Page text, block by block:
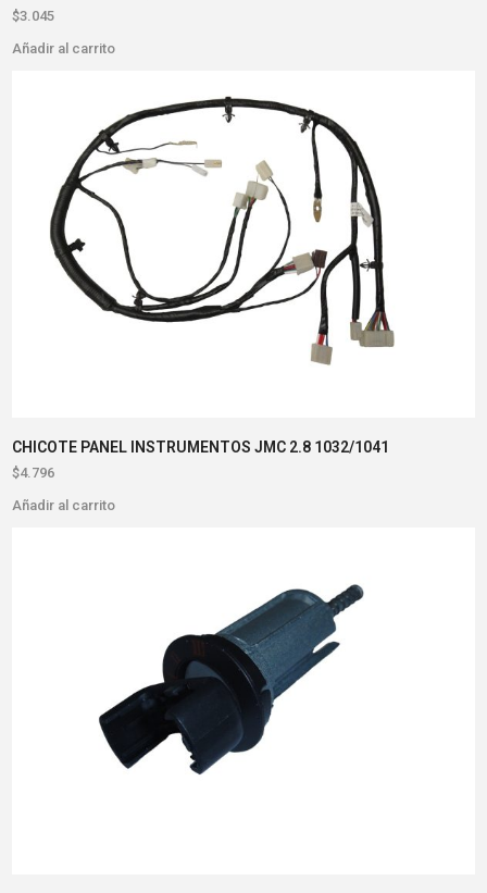
$3.045
Añadir al carrito
CHICOTE PANEL INSTRUMENTOS JMC 2.8 1032/1041
$4.796
Añadir al carrito